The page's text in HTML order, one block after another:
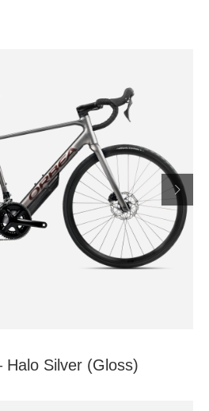

Halo Silver (Gloss)